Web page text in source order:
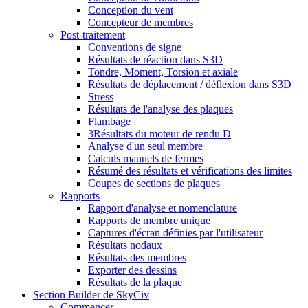
Conception du vent
Concepteur de membres
Post-traitement
Conventions de signe
Résultats de réaction dans S3D
Tondre, Moment, Torsion et axiale
Résultats de déplacement / déflexion dans S3D
Stress
Résultats de l'analyse des plaques
Flambage
3Résultats du moteur de rendu D
Analyse d'un seul membre
Calculs manuels de fermes
Résumé des résultats et vérifications des limites
Coupes de sections de plaques
Rapports
Rapport d'analyse et nomenclature
Rapports de membre unique
Captures d'écran définies par l'utilisateur
Résultats nodaux
Résultats des membres
Exporter des dessins
Résultats de la plaque
Section Builder de SkyCiv